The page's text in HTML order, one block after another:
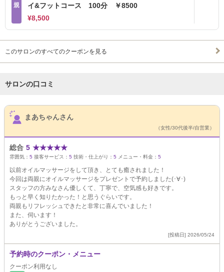
規
イ&フットコース 100分 ￥8500
¥8,500
このサロンのすべてのクーポンを見る
サロンの口コミ
サロンPick Up
まあちゃんさん
（女性/30代後半/自営業）
総合 5 ★★★★★
雰囲気： 5 接客サービス： 5 技術・仕上がり： 5 メニュー・料金： 5
以前オイルマッサージをして頂き、とても癒されました！
今回は両親にオイルマッサージをプレゼントで予約しました(･∀･)
スタッフの方みなさん優しくて、丁寧で、空気感も好きです。
もっと早く知りたかった！と思うぐらいです。
両親もリフレッシュできたと非常に喜んでいました！
また、伺います！
ありがとうございました。
[投稿日] 2026/05/24
予約時のクーポン・メニュー
クーポン利用なし